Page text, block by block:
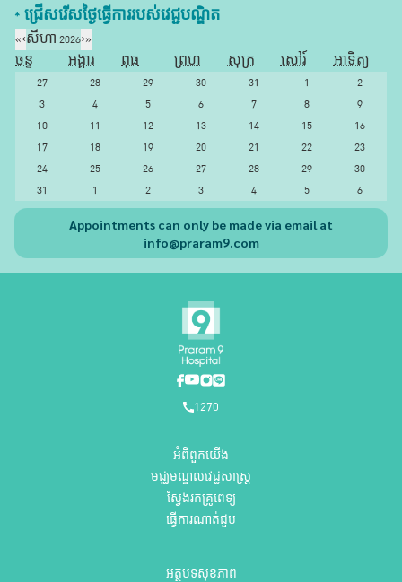
* ជ្រើសរើស​ថ្ងៃ​ធ្វើការ​របស់​វេជ្ជបណ្ឌិត​
«‹សីហា 2026›»
ចន្ទ
អង្គារ ពុធ ព្រហ សុក្រ សៅរ៍
អាទិត្យ
27
28 29 30 31 1
2
3
4 5 6 7 8
9
10
11 12 13 14 15
16
17
18 19 20 21 22
23
24
25 26 27 28 29
30
31
1 2 3 4 5 6
Appointments can only be made via email at
info@praram9.com
1270
អំពីពួកយើង
មជ្ឈមណ្ឌលវេជ្ជសាស្ត្រ
ស្វែងរកគ្រូពេទ្យ
ធ្វើការណាត់ជួប
អត្ថបទសុខភាព